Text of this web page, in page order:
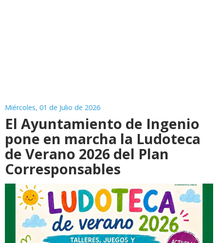
Miércoles, 01 de Julio de 2026
El Ayuntamiento de Ingenio
pone en marcha la Ludoteca
de Verano 2026 del Plan
Corresponsables